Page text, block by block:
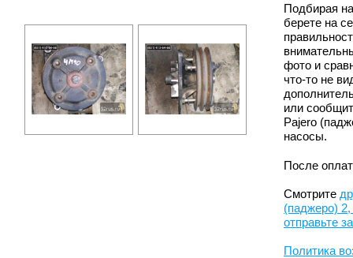
Подбирая
берете на
фото и
что-то не
или
Pajero
насосы.
После
Смотрите
(паджеро) 2,
отправьте
Политика